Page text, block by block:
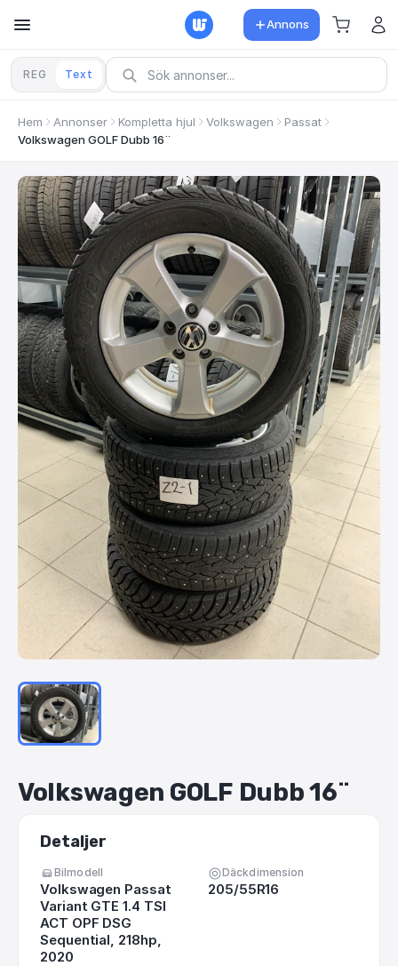
Annons
REG Text
Hem Annonser Kompletta hjul Volkswagen
Passat
Volkswagen GOLF Dubb 16¨
Volkswagen GOLF Dubb16¨
Detaljer
Bilmodell
Volkswagen Passat
Variant GTE 1.4 TSI
ACT OPF DSG
Sequential, 218hp,
2020
Däckdimension
205/55R16